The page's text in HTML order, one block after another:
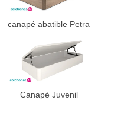
canapé abatible Petra
Canapé Juvenil